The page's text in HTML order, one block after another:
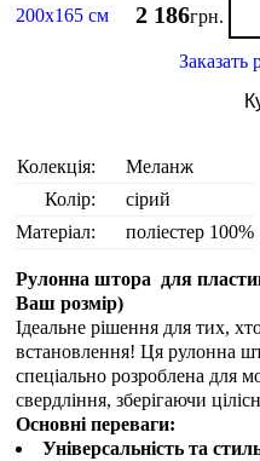
200х165 см 2 186грн.
Заказать
Колекція:
Меланж
Колір:
сірий
Матеріал:
поліестер 100%
Рулонна штора для
Ваш розмір)
Ідеальне рішення для тих,
встановлення! Ця рулонна
спеціально розроблена для
свердління, зберігаючи
Основні переваги:
Універсальність та